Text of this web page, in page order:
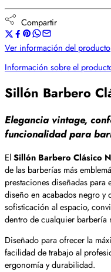
Compartir
Ver información del producto
Información sobre el
Sillón Barbero
Elegancia vintage,
funcionalidad para
ElSillón Barbero Clásico
de las barberías más
prestaciones diseñadas
diseño en acabados negro
sofisticación al espacio,
dentro de cualquier barbería
Diseñado para ofrecer la
facilidad de trabajo al
ergonomía y durabilidad.